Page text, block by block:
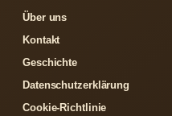
Über uns
Kontakt
Geschichte
Datenschutzerklärung
Cookie-Richtlinie